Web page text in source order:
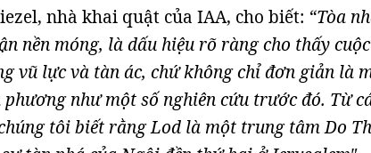
nhà khai quật của IAA, cho biết: “Tòa
nền móng, là dấu hiệu rõ ràng cho thấy
vũ lực và tàn ác, chứ không chỉ đơn giản là
như một số nghiên cứu trước đó. Từ
tôi biết rằng Lod là một trung tâm Do